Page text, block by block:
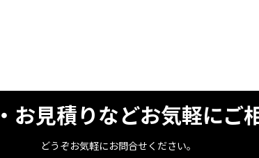
お見積りなどお気軽にご
どうぞお気軽にお問合せください。